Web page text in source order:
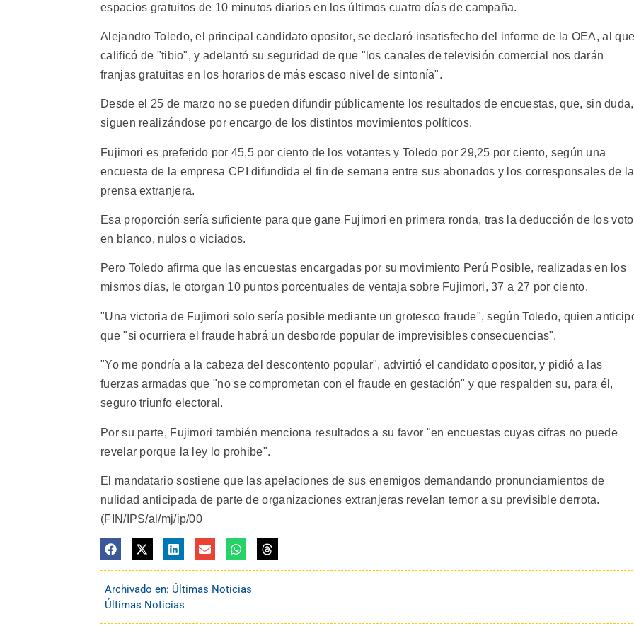
espacios gratuitos de 10 minutos diarios en los últimos cuatro días de campaña.
Alejandro Toledo, el principal candidato opositor, se declaró insatisfecho del informe de la OEA, al
calificó de "tibio", y adelantó su seguridad de que "los canales de televisión comercial nos darán
franjas gratuitas en los horarios de más escaso nivel de sintonía".
Desde el 25 de marzo no se pueden difundir públicamente los resultados de encuestas, que, sin duda,
siguen realizándose por encargo de los distintos movimientos políticos.
Fujimori es preferido por 45,5 por ciento de los votantes y Toledo por 29,25 por ciento, según una
encuesta de la empresa CPI difundida el fin de semana entre sus abonados y los corresponsales de la
prensa extranjera.
Esa proporción sería suficiente para que gane Fujimori en primera ronda, tras la deducción de los
en blanco, nulos o viciados.
Pero Toledo afirma que las encuestas encargadas por su movimiento Perú Posible, realizadas en los
mismos días, le otorgan 10 puntos porcentuales de ventaja sobre Fujimori, 37 a 27 por ciento.
"Una victoria de Fujimori solo sería posible mediante un grotesco fraude", según Toledo, quien
que "si ocurriera el fraude habrá un desborde popular de imprevisibles consecuencias".
"Yo me pondría a la cabeza del descontento popular", advirtió el candidato opositor, y pidió a las
fuerzas armadas que "no se comprometan con el fraude en gestación" y que respalden su, para él,
seguro triunfo electoral.
Por su parte, Fujimori también menciona resultados a su favor "en encuestas cuyas cifras no puede
revelar porque la ley lo prohibe".
El mandatario sostiene que las apelaciones de sus enemigos demandando pronunciamientos de
nulidad anticipada de parte de organizaciones extranjeras revelan temor a su previsible derrota.
(FIN/IPS/al/mj/ip/00
Archivado en: Últimas Noticias
Últimas Noticias